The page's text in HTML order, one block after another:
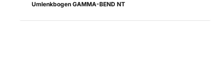
Umlenkbogen GAMMA-BEND NT